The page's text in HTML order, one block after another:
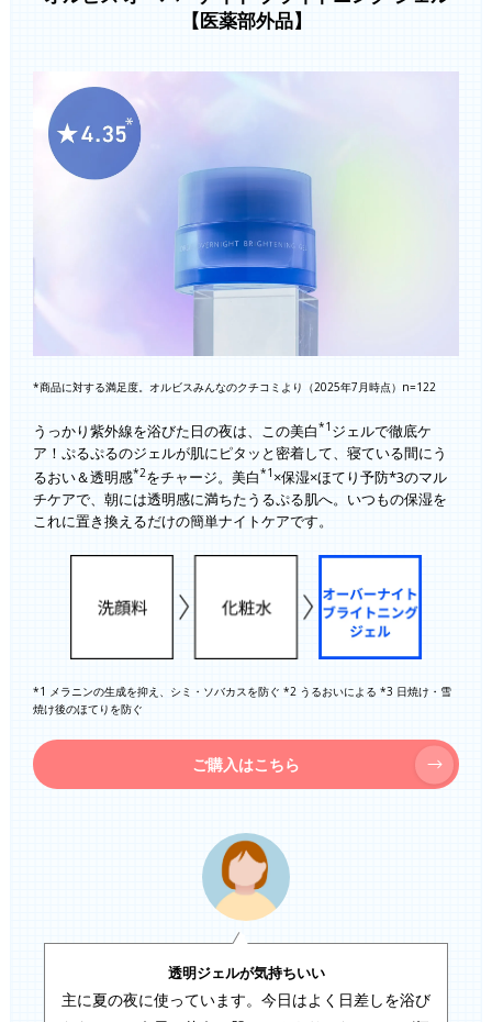
【医薬部外品】
*商品に対する満足度。オルビスみんなのクチコミより（2025年7月時点）n=122
うっかり紫外線を浴びた日の夜は、この美白*1 ジェルで徹底ケ
ア！ぷるぷるのジェルが肌にピタッと密着して、寝ている間にう
るおい＆透明感*2をチャージ。美白*1 ×保湿×ほてり予防*3のマル
チケアで、朝には透明感に満ちたうるぷる肌へ。いつもの保湿を
これに置き換えるだけの簡単ナイトケアです。
*1 メラニンの生成を抑え、シミ・ソバカスを防ぐ *2 うるおいによる *3 日焼け・雪
焼け後のほてりを防ぐ
ご購入はこちら
透明ジェルが気持ちいい
主に夏の夜に使っています。今日はよく日差しを浴び